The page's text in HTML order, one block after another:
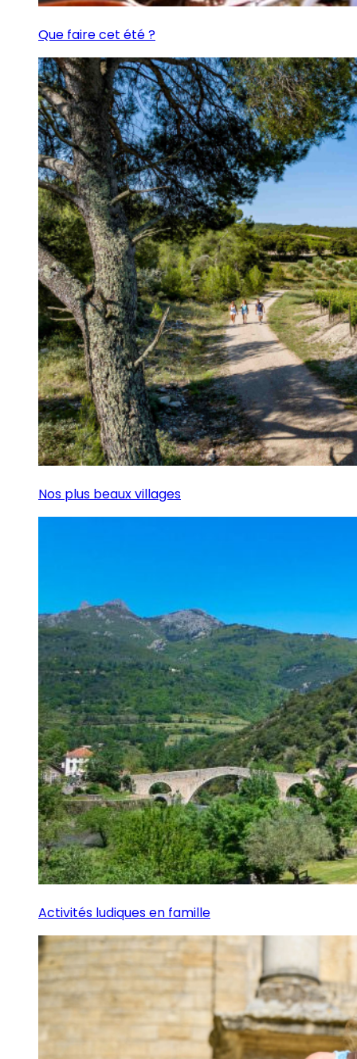
Que faire cet été ?
Nos plus beaux villages
Activités ludiques en famille